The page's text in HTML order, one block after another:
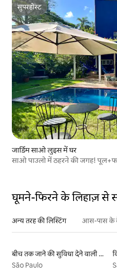
सुपरहोस्ट
सुपरहोस्ट
जार्डिम साओ लुइस में घर
साओ पाउलो में ठहरने की जगह!
घूमने-फिरने के लिहाज़ से
अन्य तरह की लिस्टिंग आस-पास के
बीच तक जाने की सुविधा देने वाली किराये पर उपलब्ध लिस्टिंग
São Paulo